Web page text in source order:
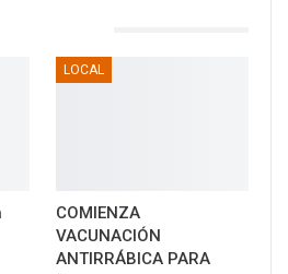
LOCAL
COMIENZA
VACUNACIÓN
ANTIRRÁBICA PARA